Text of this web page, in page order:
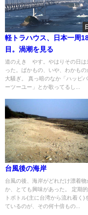
軽トラハウス、日本一周
目。渦潮を見る
道のえき やす。やはりその日は
った。ばかもの、いや、わかもの
大騒ぎ。 真っ暗のなか「ハッピ
ーツーユー」とか歌ってるし...
台風後の海岸
台風の後、海岸がどれだけ漂着物
か、とても興味があった。 定期
トボトル(主に台湾から流れ着く)
ているのが、その何十倍もの...